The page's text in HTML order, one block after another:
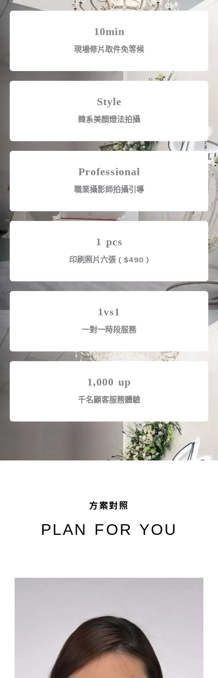
10min
現場修片取件免等候
Style
韓系美顏燈法拍攝
Professional
職業攝影師拍攝引導
1 pcs
印刷照片六張 ( $490 )
1vs1
一對一時段服務
1,000 up
千名顧客服務體驗
方案對照
PLAN FOR YOU